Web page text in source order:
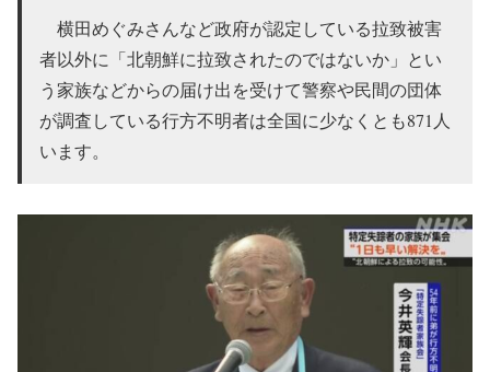
横田めぐみさんなど政府が認定している拉致被害
者以外に「北朝鮮に拉致されたのではないか」とい
う家族などからの届け出を受けて警察や民間の団体
が調査している行方不明者は全国に少なくとも871人
います。